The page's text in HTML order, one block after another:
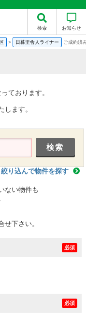
検索 お知らせ
> 日暮里舎人ライナー ご成約済
ております。
します。
絞り込んで物件を探す
ない物件も
せ下さい。
必須
必須